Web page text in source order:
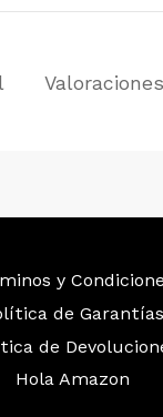
y
de Garantías
de
Hola Amazon